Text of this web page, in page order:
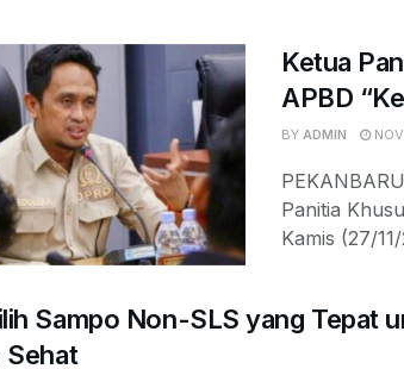
Ketua
APBD
BY ADMIN
Panitia
Kamis (27/
Sampo Non-SLS yang Tepat
Sehat